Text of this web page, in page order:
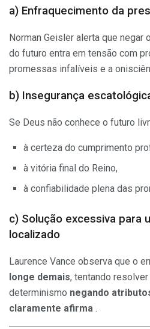
a) Enfraquecimento da
Norman Geisler alerta que negar
do futuro entra em tensão com
promessas infalíveis e a
b) Insegurança
Se Deus não conhece o futuro
à certeza do cumprimento
à vitória final do Reino,
à confiabilidade plena das
c) Solução excessiva para
localizado
Laurence Vance observa que o
longe demais, tentando
determinismo negando
claramente afirma .